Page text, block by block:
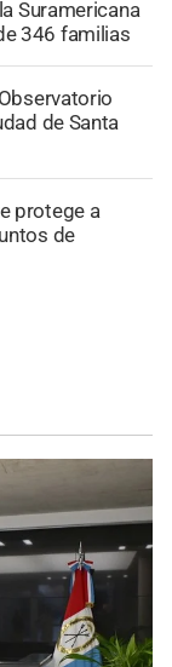
Suramericana
346 familias
de Santa
protege a
de